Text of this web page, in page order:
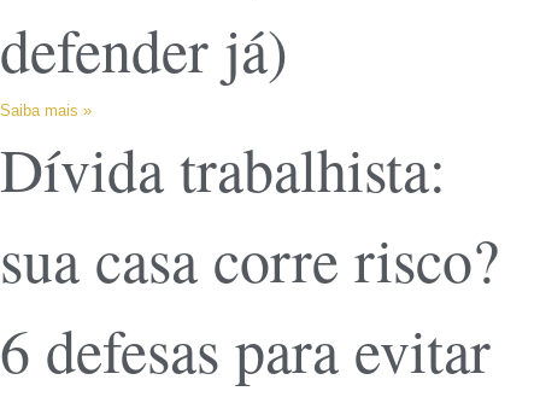
defender já)
Saiba mais »
Dívida trabalhista:
sua casa corre risco?
6 defesas para evitar